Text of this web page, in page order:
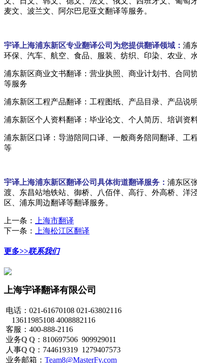
麦文、波兰文、阿尔巴尼亚文翻译等服务。
宇译上海浦东新区专业翻译公司为您提供翻译领域： 浦
环保、汽车、航空、食品、服装、纺织、印染、农业、
浦东新区商业文书翻译：营业执照、商业计划书、合同
等服务
浦东新区工程产品翻译：工程图纸、产品目录、产品说
浦东新区个人资料翻译：毕业论文、个人简历、培训资
浦东新区口译：导游陪同口译、一般商务陪同翻译、工
等
宇译上海浦东新区翻译公司具体街道翻译服务： 浦东区
渡、东昌站地铁站、御桥、八佰伴、高行、外高桥、洋
区、浦东周边翻译等翻译服务。
上一条：
上海市翻译
下一条：
上海松江区翻译
更多>>联系我们
上海宇译翻译有限公司
电话：021-61670108 021-63802116
13611985108 4008882116
客服：400-888-2116
业务Q Q：810697506 909929011
人事Q Q：744619319 1279407573
业务邮箱： Team8@MasterFy.com